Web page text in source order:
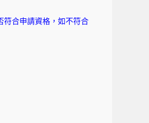
符合申請資格，如不符合